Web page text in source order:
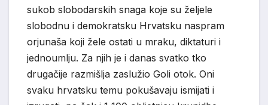
sukob slobodarskih snaga koje su željele
slobodnu i demokratsku Hrvatsku naspram
orjunaša koji žele ostati u mraku, diktaturi i
jednoumlju. Za njih je i danas svatko tko
drugačije razmišlja zaslužio Goli otok. Oni
svaku hrvatsku temu pokušavaju ismijati i